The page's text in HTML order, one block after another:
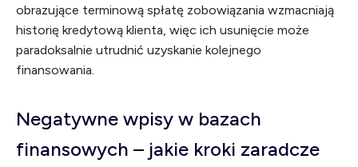
obrazujące terminową spłatę zobowiązania wzmacniają
historię kredytową klienta, więc ich usunięcie może
paradoksalnie utrudnić uzyskanie kolejnego
finansowania.
Negatywne wpisy w bazach
finansowych – jakie kroki zaradcze